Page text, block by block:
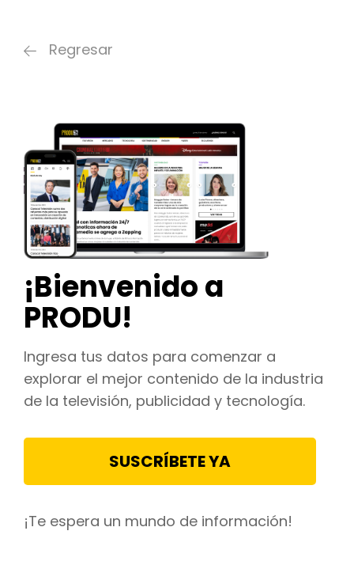
Regresar
¡Bienvenido a
PRODU!
Ingresa tus datos para comenzar a
explorar el mejor contenido de la industria
de la televisión, publicidad y tecnología.
SUSCRÍBETE YA
¡Te espera un mundo de información!